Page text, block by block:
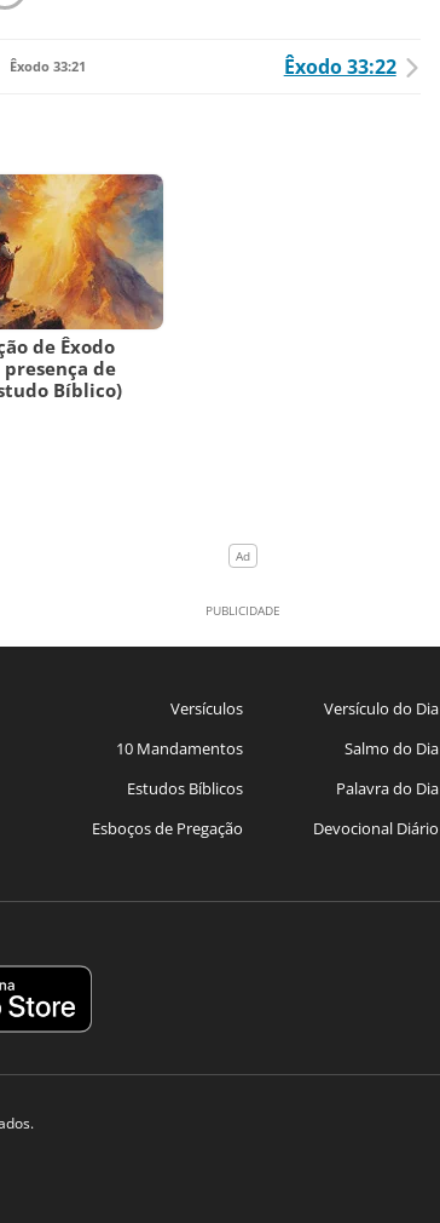
Êxodo 33:21 Êxodo 33:22
de Êxodo
presença de
Bíblico)
Versículos
10 Mandamentos
Estudos Bíblicos
Esboços de Pregação
Versículo do Dia
Salmo do Dia
Palavra do Dia
Devocional Diário